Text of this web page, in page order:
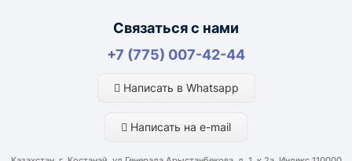
Связаться с нами
+7 (775) 007-42-44
Написать в Whatsapp
Написать на e-mail